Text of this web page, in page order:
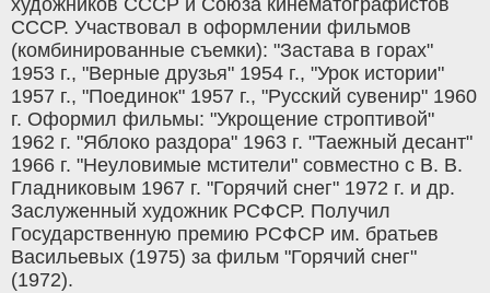
художников СССР и Союза кинематографистов
СССР. Участвовал в оформлении фильмов
(комбинированные съемки): "Застава в горах"
1953 г., "Верные друзья" 1954 г., "Урок истории"
1957 г., "Поединок" 1957 г., "Русский сувенир" 1960
г. Оформил фильмы: "Укрощение строптивой"
1962 г. "Яблоко раздора" 1963 г. "Таежный десант"
1966 г. "Неуловимые мстители" совместно с В. В.
Гладниковым 1967 г. "Горячий снег" 1972 г. и др.
Заслуженный художник РСФСР. Получил
Государственную премию РСФСР им. братьев
Васильевых (1975) за фильм "Горячий снег"
(1972).